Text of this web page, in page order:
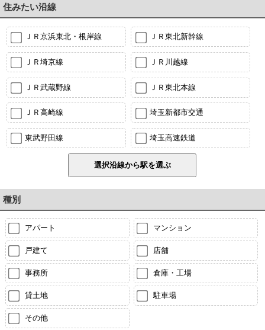
住みたい沿線
ＪＲ京浜東北・根岸線 ＪＲ東北新幹線
ＪＲ埼京線 ＪＲ川越線
ＪＲ武蔵野線 ＪＲ東北本線
ＪＲ高崎線 埼玉新都市交通
東武野田線 埼玉高速鉄道
種別
アパート マンション
戸建て 店舗
事務所 倉庫・工場
貸土地 駐車場
その他